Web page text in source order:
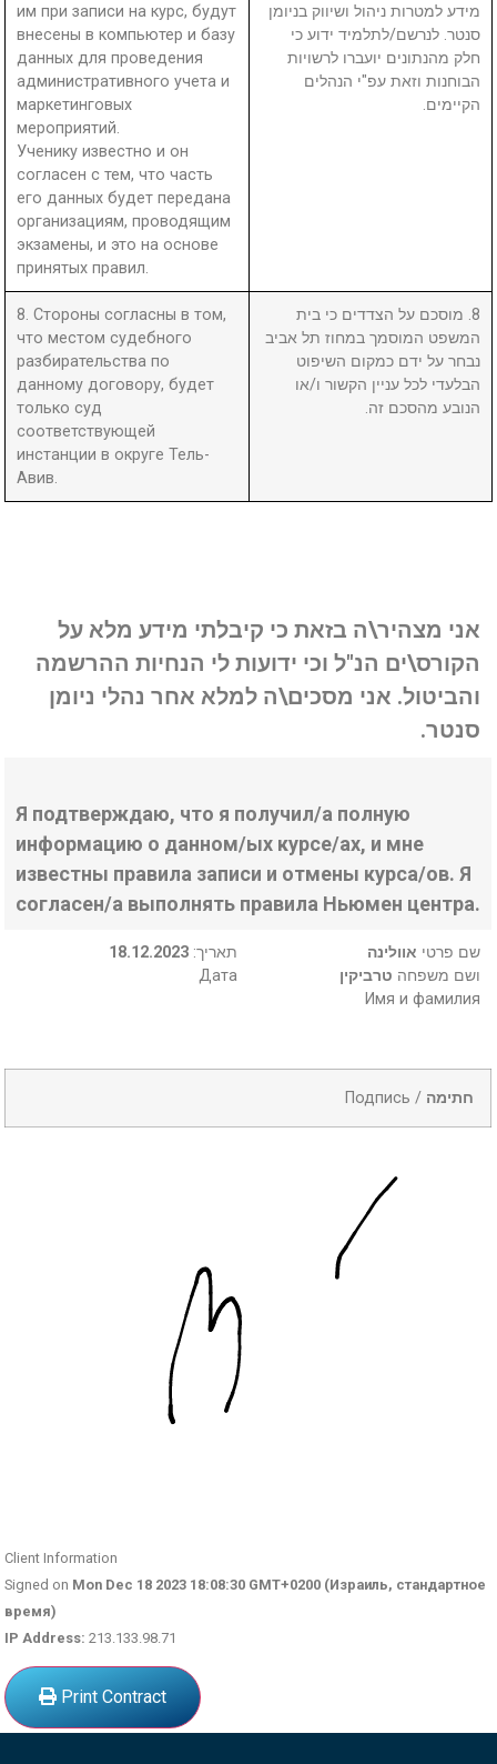
им при записи на курс, будут
внесены в компьютер и базу
данных для проведения
административного учета и
маркетинговых
мероприятий.
Ученику известно и он
согласен с тем, что часть
его данных будет передана
организациям, проводящим
экзамены, и это на основе
принятых правил.
מידע למטרות ניהול ושיווק בניומן
סנטר. לנרשם/לתלמיד ידוע כי
חלק מהנתונים יועברו לרשויות
הבוחנות וזאת עפ"י הנהלים
הקיימים.
8. Стороны согласны в том,
что местом судебного
разбирательства по
данному договору, будет
только суд
соответствующей
инстанции в округе Тель-
Авив.
8. מוסכם על הצדדים כי בית
המשפט המוסמך במחוז תל אביב
נבחר על ידם כמקום השיפוט
הבלעדי לכל עניין הקשור ו/או
הנובע מהסכם זה.
אני מצהיר\ה בזאת כי קיבלתי מידע מלא על
הקורס\ים הנ"ל וכי ידועות לי הנחיות ההרשמה
והביטול. אני מסכים\ה למלא אחר נהלי ניומן
סנטר.
Я подтверждаю, что я получил/а полную
информацию о данном/ых курсе/ах, и мне
известны правила записи и отмены курса/ов. Я
согласен/а выполнять правила Ньюмен центра.
18.12.2023 :תאריך
Дата
שם פרטי אוולינה
ושם משפחה טרביקין
Имя и фамилия
Подпись / חתימה
Client Information
Signed on Mon Dec 18 2023 18:08:30 GMT+0200 (Израиль, стандартное
время)
IP Address: 213.133.98.71
Print Contract